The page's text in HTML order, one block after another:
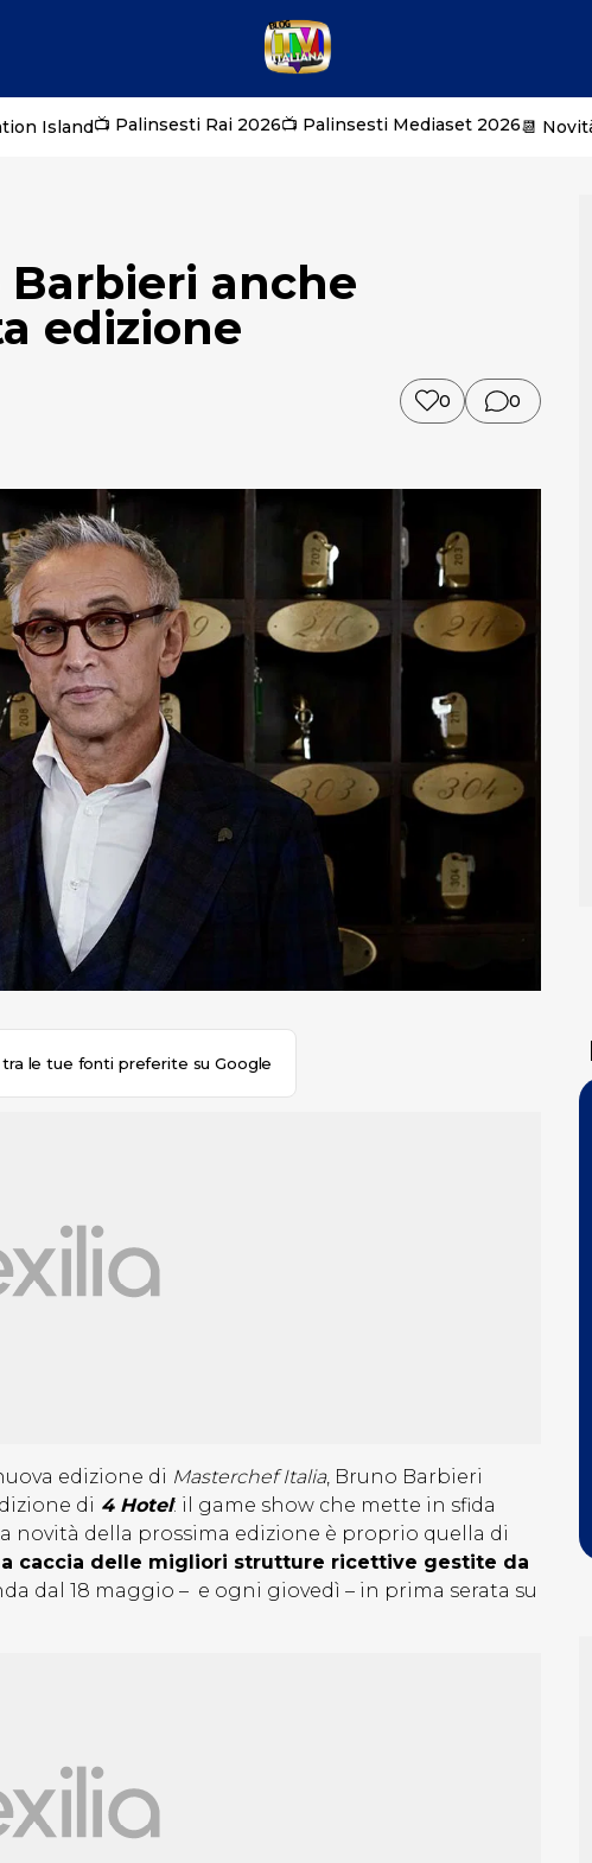
Island📺 Palinsesti Rai 2026📺 Palinsesti Mediaset 2026📆
Barbieri anche
edizione
0 0
le tue fonti preferite su Google
edizione di Masterchef Italia, Bruno Barbieri
di 4 Hotel: il game show che mette in sfida
novità della prossima edizione è proprio quella di
a caccia delle migliori strutture ricettive gestite da
dal 18 maggio – e ogni giovedì – in prima serata su